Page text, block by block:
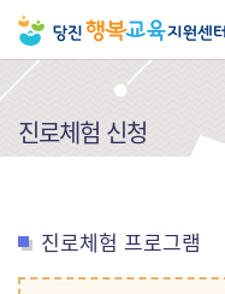
진로체험 신청
진로체험 프로그램